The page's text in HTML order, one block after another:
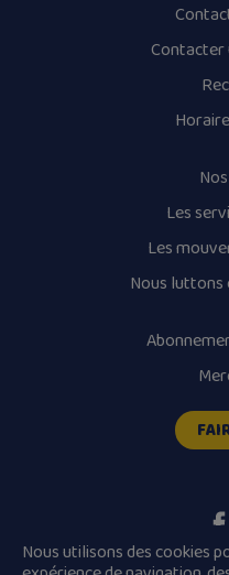
Contacter
Les
Les
Nous luttons
Nous utilisons des cookies